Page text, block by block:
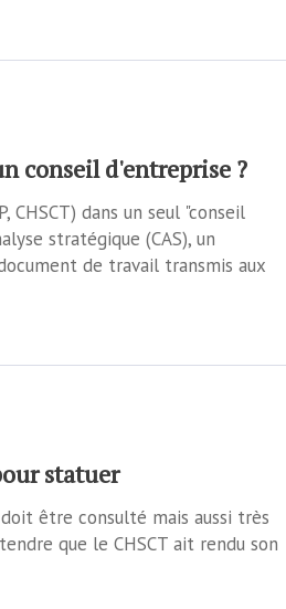
conseil d'entreprise ?
CHSCT) dans un seul "conseil
stratégique (CAS), un
de travail transmis aux
statuer
être consulté mais aussi très
que le CHSCT ait rendu son